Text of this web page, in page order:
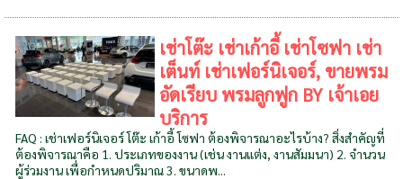
เช่าโต๊ะ เช่าเก้าอี้ เช่าโซฟา เช่า
เต็นท์ เช่าเฟอร์นิเจอร์, ขายพรม
อัดเรียบ พรมลูกฟูก BY เจ้าเอย
บริการ
FAQ : เช่าเฟอร์นิเจอร์ โต๊ะ เก้าอี้ โซฟา ต้องพิจารณาอะไรบ้าง? สิ่งสำคัญที่
ต้องพิจารณาคือ 1. ประเภทของงาน (เช่น งานแต่ง, งานสัมมนา) 2. จำนวน
ผู้ร่วมงาน เพื่อกำหนดปริมาณ 3. ขนาดพ...